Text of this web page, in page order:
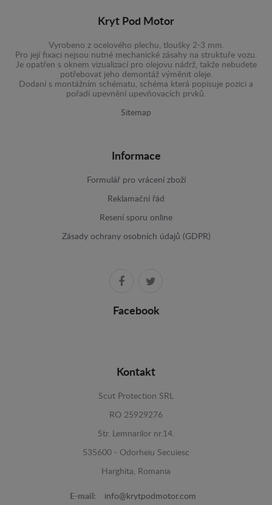
Kryt Pod Motor
Vyrobeno z ocelového plechu, tloušky 2-3 mm.
Pro její fixaci nejsou nutné mechanické zásahy na struktuře vozu.
Je opatřen s oknem vizualizací pro olejovu nádrž, takže nebudete
potřebovat jeho demontáž výměnit oleje.
Dodaní s montážním schématu, schéma která popisuje pozici a
pořadí upevnění upevňovacích prvků.
Sitemap
Informace
Formulář pro vrácení zboží
Reklamační řád
Resení sporu online
Zásady ochrany osobních údajů (GDPR)
Facebook
Kontakt
Scut Protection SRL
RO 25929276
Str. Lemnarilor nr.14.
535600 - Odorheiu Secuiesc
Harghita, Romania
E-mail: info@krytpodmotor.com